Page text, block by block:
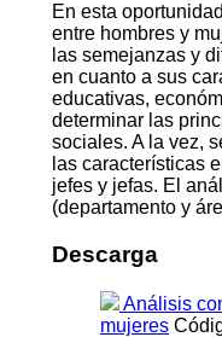
En esta
entre hombres y
las semejanzas y
en cuanto a sus
educativas,
determinar las
sociales. A la vez,
las características
jefes y jefas. El
(departamento y
Descarga
Análisis
mujeres